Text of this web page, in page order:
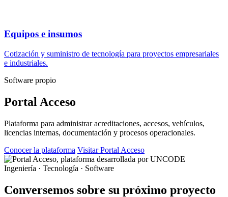
Equipos e insumos
Cotización y suministro de tecnología para proyectos empresariales
e industriales.
Software propio
Portal Acceso
Plataforma para administrar acreditaciones, accesos, vehículos,
licencias internas, documentación y procesos operacionales.
Conocer la plataforma Visitar Portal Acceso
Ingeniería · Tecnología · Software
Conversemos sobre su próximo proyecto